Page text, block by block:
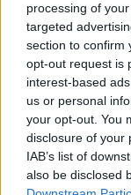
processing of
targeted
section to confirm
opt-out request is
interest-based
us or personal
your opt-out. You
disclosure of your
IAB’s list of
also be disclosed
Pascal
SEO-
In meiner
France auf. Sie
Jahre von Eddy
und spielten die
wurden zu
Straßen, als
Jahren war mein
In einem Urlaub